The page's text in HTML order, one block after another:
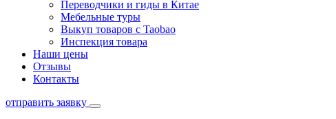
Переводчики и гиды в Китае
Мебельные туры
Выкуп товаров с Taobao
Инспекция товара
Наши цены
Отзывы
Контакты
отправить заявку